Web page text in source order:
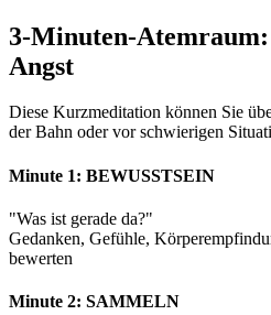
3-Minuten-
Angst
Diese Kurzmeditation können Sie
der Bahn oder vor schwierigen
Minute 1: BEWUSSTSEIN
"Was ist gerade da?"
Gedanken, Gefühle,
bewerten
Minute 2: SAMMELN